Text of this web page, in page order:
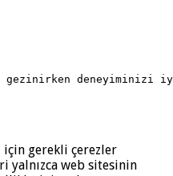
deneyiminizi
için gerekli çerezler
yalnızca web sitesinin